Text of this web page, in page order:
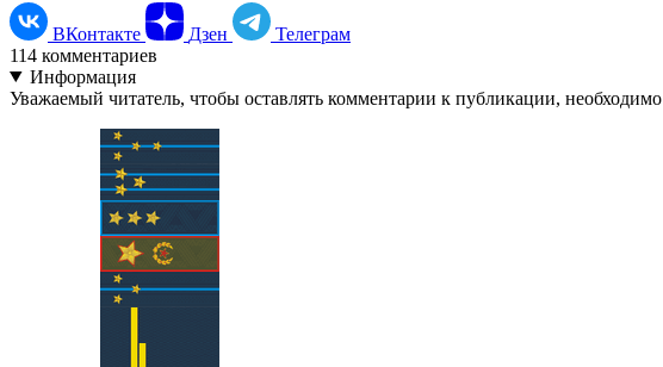
ВКонтакте Дзен
Телеграм
114 комментариев
Информация
Уважаемый читатель, чтобы оставлять комментарии к публикации, необходимо